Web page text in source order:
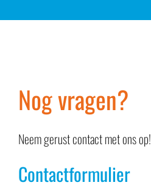
Nog vragen?
Neem gerust contact met ons op!
Contactformulier